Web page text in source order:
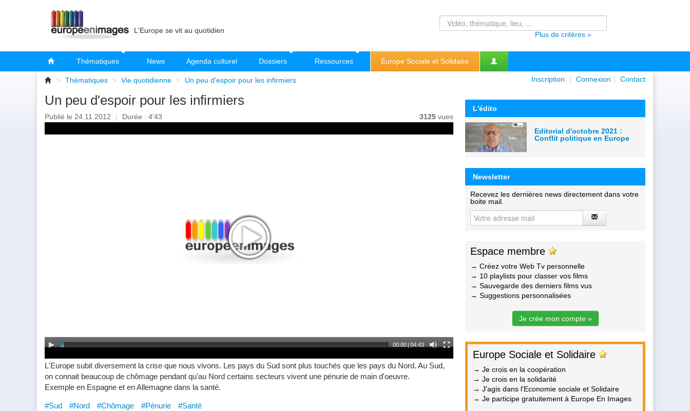
L'Europe se vit au quotidien Plus de critères »
Thématiques News Agenda culturel Dossiers Ressources Europe Sociale et Solidaire
> Thématiques > Vie quotidienne > Un peu d'espoir pour les infirmiers Inscription | Connexion | Contact
Un peu d'espoir pour les infirmiers
Publié le 24.11.2012 | Durée : 4'43 3125vues
00:00 | 04:43
L'Europe subit diversement la crise que nous vivons. Les pays du Sud sont plus touchés que les pays du Nord. Au Sud,
on connait beaucoup de chômage pendant qu'au Nord certains secteurs vivent une pénurie de main d'oeuvre.
Exemple en Espagne et en Allemagne dans la santé.
#Sud #Nord #Chômage #Pénurie #Santé
L'édito
Editorial d'octobre 2021 :
Conflit politique en Europe
Newsletter
Recevez les dernières news directement dans votre
boite mail.
Espace membre
→ Créez votre Web Tv personnelle
→ 10 playlists pour classer vos films
→ Sauvegarde des derniers films vus
→ Suggestions personnalisées
Je crée mon compte »
Europe Sociale et Solidaire
→ Je crois en la coopération
→ Je crois en la solidarité
→ J'agis dans l'Economie sociale et Solidaire
→ Je participe gratuitement à Europe En Images